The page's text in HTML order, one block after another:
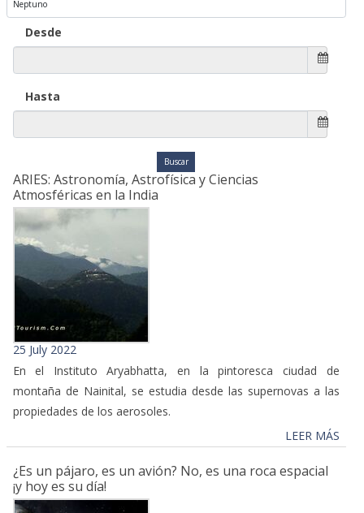
Desde
Hasta
ARIES: Astronomía, Astrofísica y Ciencias
Atmosféricas en la India
25 July 2022
En el Instituto Aryabhatta, en la pintoresca ciudad de
montaña de Nainital, se estudia desde las supernovas a las
propiedades de los aerosoles.
LEER MÁS
¿Es un pájaro, es un avión? No, es una roca espacial
¡y hoy es su día!